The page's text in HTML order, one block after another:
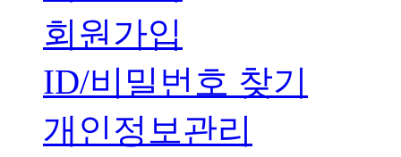
회원가입
ID/비밀번호 찾기
개인정보관리